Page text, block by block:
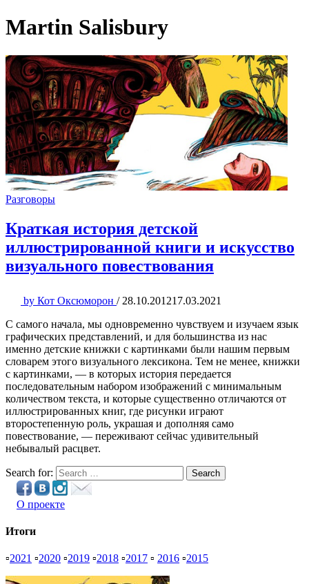
Martin Salisbury
Разговоры
Краткая история детской
иллюстрированной книги и искусство
визуального повествования
by Кот Оксюморон / 28.10.201217.03.2021
С самого начала, мы одновременно чувствуем и изучаем язык
графических представлений, и для большинства из нас
именно детские книжки с картинками были нашим первым
словарем этого визуального лексикона. Тем не менее, книжки
с картинками, — в которых история передается
последовательным набором изображений с минимальным
количеством текста, и которые существенно отличаются от
иллюстрированных книг, где рисунки играют
второстепенную роль, украшая и дополняя само
повествование, — переживают сейчас удивительный
небывалый расцвет.
Search for: Search
О проекте
Итоги
▫2021 ▫2020 ▫2019 ▫2018 ▫2017 ▫ 2016 ▫2015